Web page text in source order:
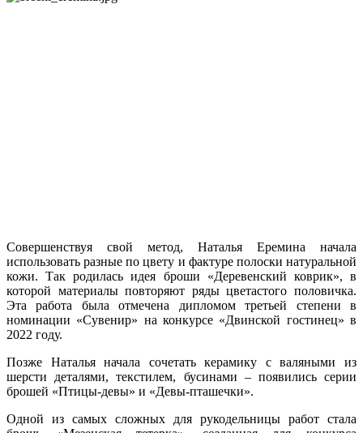
Совершенствуя свой метод, Наталья Еремина начала
использовать разные по цвету и фактуре полоски натуральной
кожи. Так родилась идея броши «Деревенский коврик», в
которой материалы повторяют ряды цветастого половичка.
Эта работа была отмечена дипломом третьей степени в
номинации «Сувенир» на конкурсе «Двинской гостинец» в
2022 году.
Позже Наталья начала сочетать керамику с валяными из
шерсти деталями, текстилем, бусинами – появились серии
брошей «Птицы-девы» и «Девы-пташечки».
Одной из самых сложных для рукодельницы работ стала